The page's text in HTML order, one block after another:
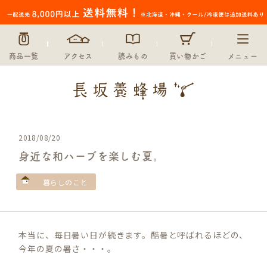
商品一覧 アクセス 読みもの 買い物かご メニュー
2018/08/20
身近な和ハーブを楽しむ夏。
暮らしのこと
本当に、毎日暑い日が続きます。酷暑と呼ばれるほどの、
今年の夏の暑さ・・・。